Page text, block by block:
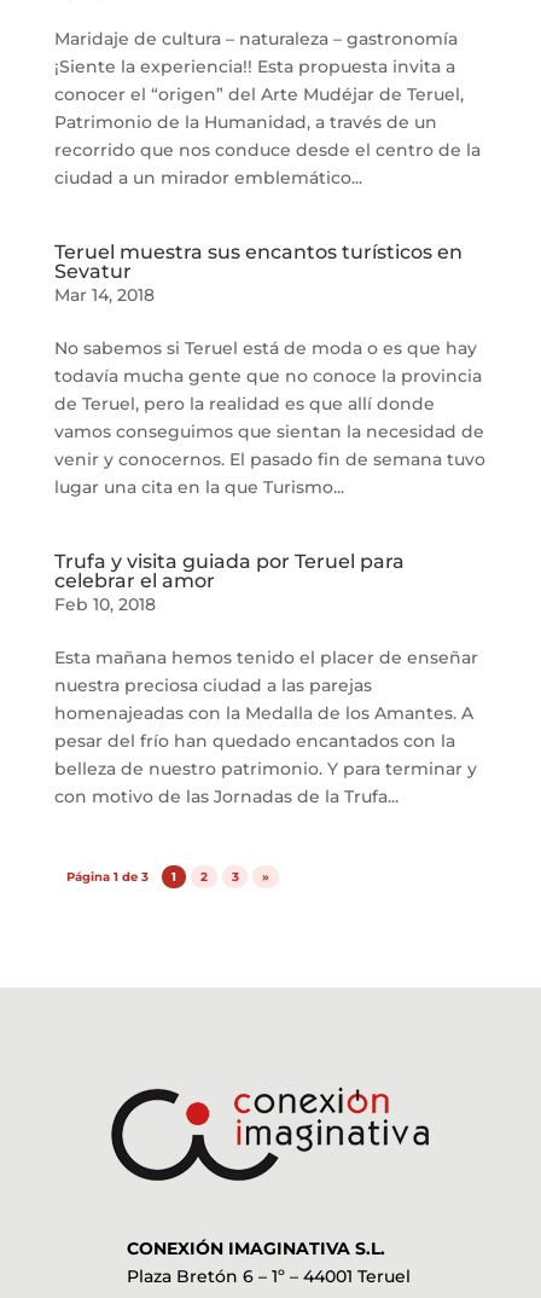
Maridaje de cultura – naturaleza – gastronomía
¡Siente la experiencia!! Esta propuesta invita a
conocer el “origen” del Arte Mudéjar de Teruel,
Patrimonio de la Humanidad, a través de un
recorrido que nos conduce desde el centro de la
ciudad a un mirador emblemático...
Teruel muestra sus encantos turísticos en
Sevatur
Mar 14, 2018
No sabemos si Teruel está de moda o es que hay
todavía mucha gente que no conoce la provincia
de Teruel, pero la realidad es que allí donde
vamos conseguimos que sientan la necesidad de
venir y conocernos. El pasado fin de semana tuvo
lugar una cita en la que Turismo...
Trufa y visita guiada por Teruel para
celebrar el amor
Feb 10, 2018
Esta mañana hemos tenido el placer de enseñar
nuestra preciosa ciudad a las parejas
homenajeadas con la Medalla de los Amantes. A
pesar del frío han quedado encantados con la
belleza de nuestro patrimonio. Y para terminar y
con motivo de las Jornadas de la Trufa...
Página 1 de 3 1 2 3 »
CONEXIÓN IMAGINATIVA S.L.
Plaza Bretón 6 – 1º – 44001 Teruel